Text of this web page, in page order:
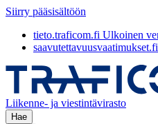
Siirry pääsisältöön
tieto.traficom.fi Ulkoinen
saavutettavuusvaatimukset.fi
Liikenne- ja viestintävirasto
Hae